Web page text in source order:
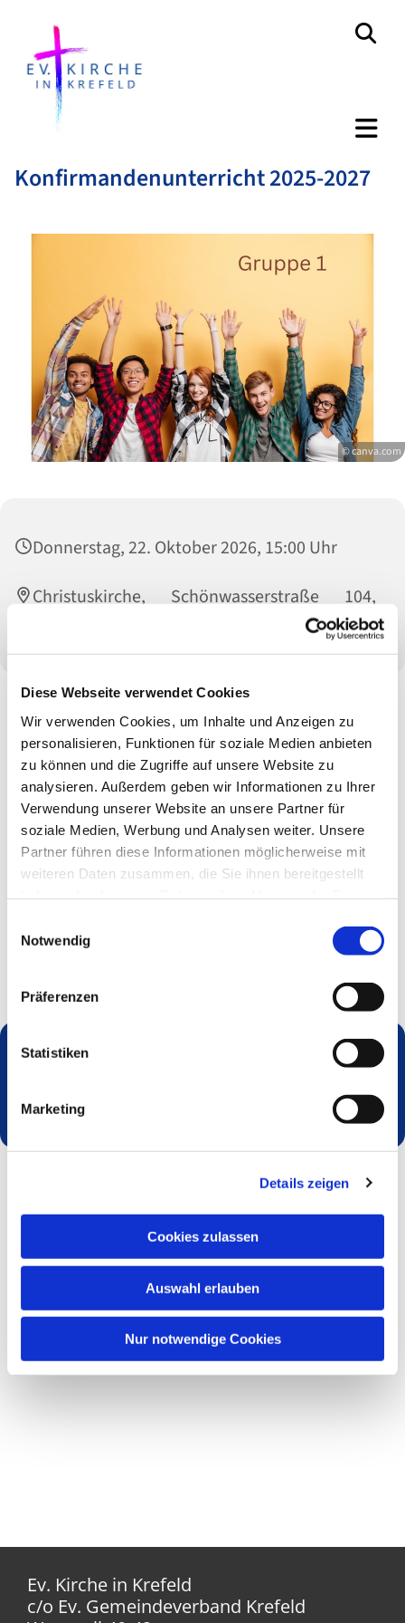
Diese Webseite verwendet Cookies
Wir verwenden Cookies, um Inhalte und Anzeigen zu
personalisieren, Funktionen für soziale Medien anbieten
zu können und die Zugriffe auf unsere Website zu
analysieren. Außerdem geben wir Informationen zu Ihrer
Verwendung unserer Website an unsere Partner für
soziale Medien, Werbung und Analysen weiter. Unsere
Partner führen diese Informationen möglicherweise mit
weiteren Daten zusammen, die Sie ihnen bereitgestellt
Notwendig
Präferenzen
Statistiken
Marketing
Details zeigen
Cookies zulassen
Auswahl erlauben
Nur notwendige Cookies
Konfirmandenunterricht 2025-2027
© canva.com
Donnerstag, 22. Oktober 2026, 15:00 Uhr
Christuskirche, Schönwasserstraße 104,
Ev. Kirche in Krefeld
c/o Ev. Gemeindeverband Krefeld